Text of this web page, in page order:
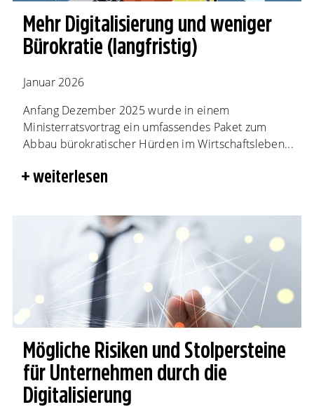
Mehr Digitalisierung und weniger
Bürokratie (langfristig)
Januar 2026
Anfang Dezember 2025 wurde in einem
Ministerratsvortrag ein umfassendes Paket zum
Abbau bürokratischer Hürden im Wirtschaftsleben...
weiterlesen
Mögliche Risiken und Stolpersteine
für Unternehmen durch die
Digitalisierung